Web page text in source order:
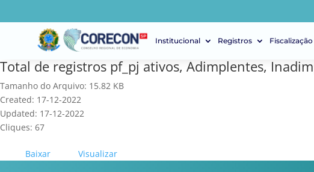
Institucional Registros Fiscalização
Total de registros pf_pj ativos, Adimplentes,
Tamanho do Arquivo: 15.82 KB
Created: 17-12-2022
Updated: 17-12-2022
Cliques: 67
Baixar Visualizar